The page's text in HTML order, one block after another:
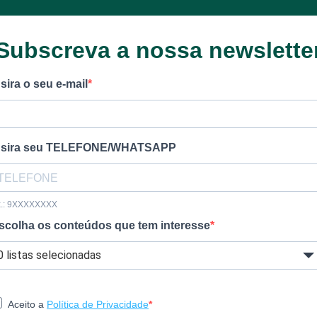
a nossa
o seu e-mail
seu TELEFONE/WHATSAPP
9XXXXXXXX
os conteúdos que tem interesse
listas selecionadas
Aceito a Política de Privacidade